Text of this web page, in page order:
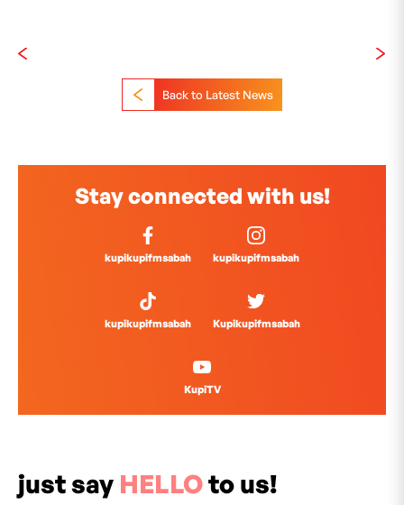
Back to Latest News
Stay connected with us!
kupikupifmsabah kupikupifmsabah
kupikupifmsabah Kupikupifmsabah
KupiTV
just say HELLOto us!